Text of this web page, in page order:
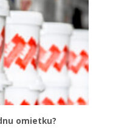
omietku?